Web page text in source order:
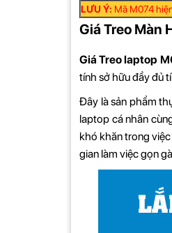
LƯU Ý: Mã M074
Giá Treo Màn
Giá Treo laptop
tính sở hữu đầy đủ
Đây là sản phẩm
laptop cá nhân
khó khăn trong
gian làm việc gọn